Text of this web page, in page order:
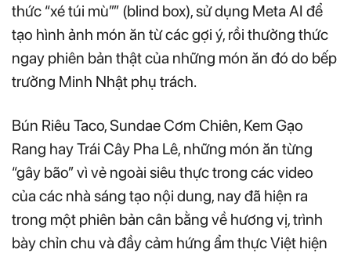
thức “xé túi mù”” (blind box), sử dụng Meta AI để
tạo hình ảnh món ăn từ các gợi ý, rồi thưởng thức
ngay phiên bản thật của những món ăn đó do bếp
trưởng Minh Nhật phụ trách.
Bún Riêu Taco, Sundae Cơm Chiên, Kem Gạo
Rang hay Trái Cây Pha Lê, những món ăn từng
“gây bão” vì vẻ ngoài siêu thực trong các video
của các nhà sáng tạo nội dung, nay đã hiện ra
trong một phiên bản cân bằng về hương vị, trình
bày chỉn chu và đầy cảm hứng ẩm thực Việt hiện